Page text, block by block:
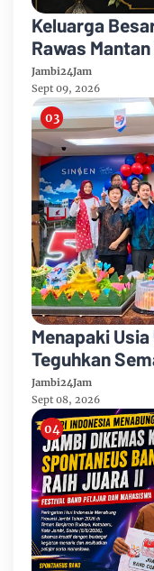
Keluarga
Rawas
Tutup Usia
Jambi24Jam
Sept 09, 2026
Menapaki
Teguhkan
Growing”
Jambi24Jam
Sept 08, 2026